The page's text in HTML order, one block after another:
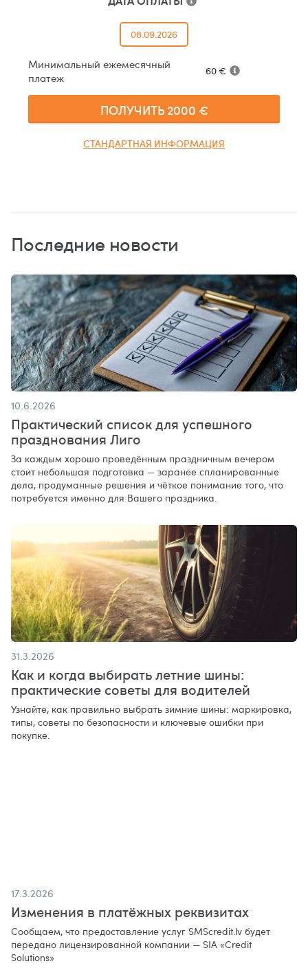
08.09.2026
Минимальный ежемесячный
платеж
60€
ПОЛУЧИТЬ2000 €
СТАНДАРТНАЯ ИНФОРМАЦИЯ
Последние новости
10.6.2026
Практический список для успешного
празднования Лиго
За каждым хорошо проведённым праздничным вечером
стоит небольшая подготовка — заранее спланированные
дела, продуманные решения и чёткое понимание того, что
потребуется именно для Вашего праздника.
31.3.2026
Как и когда выбирать летние шины:
практические советы для водителей
Узнайте, как правильно выбрать зимние шины: маркировка,
типы, советы по безопасности и ключевые ошибки при
покупке.
17.3.2026
Изменения в платёжных реквизитах
Сообщаем, что предоставление услуг SMScredit.lv будет
передано лицензированной компании — SIA «Credit
Solutions»